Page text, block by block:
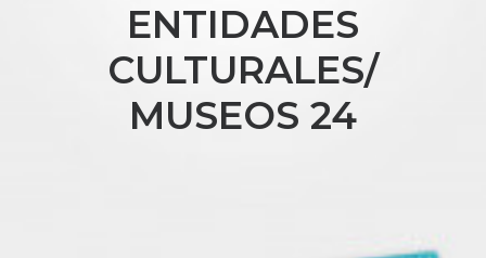
Gracias a
ENTIDADES
CULTURALES/
MUSEOS 24